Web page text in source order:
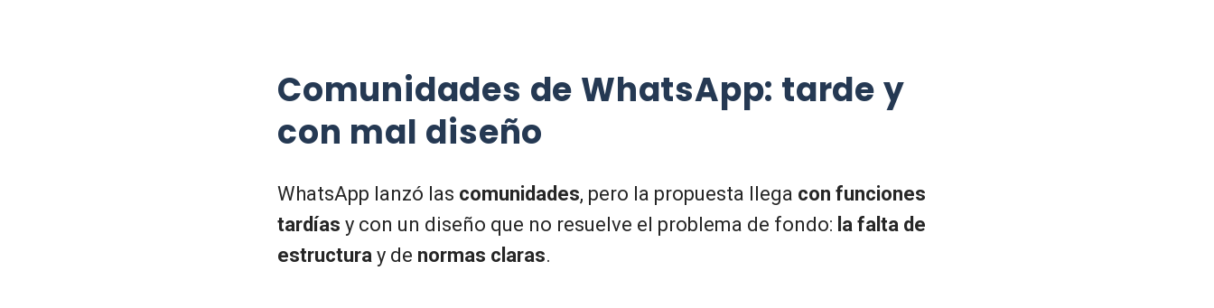
Comunidades de WhatsApp: tarde y
con mal diseño
WhatsApp lanzó las comunidades, pero la propuesta llega con funciones
tardías y con un diseño que no resuelve el problema de fondo: la falta de
estructura y de normas claras.